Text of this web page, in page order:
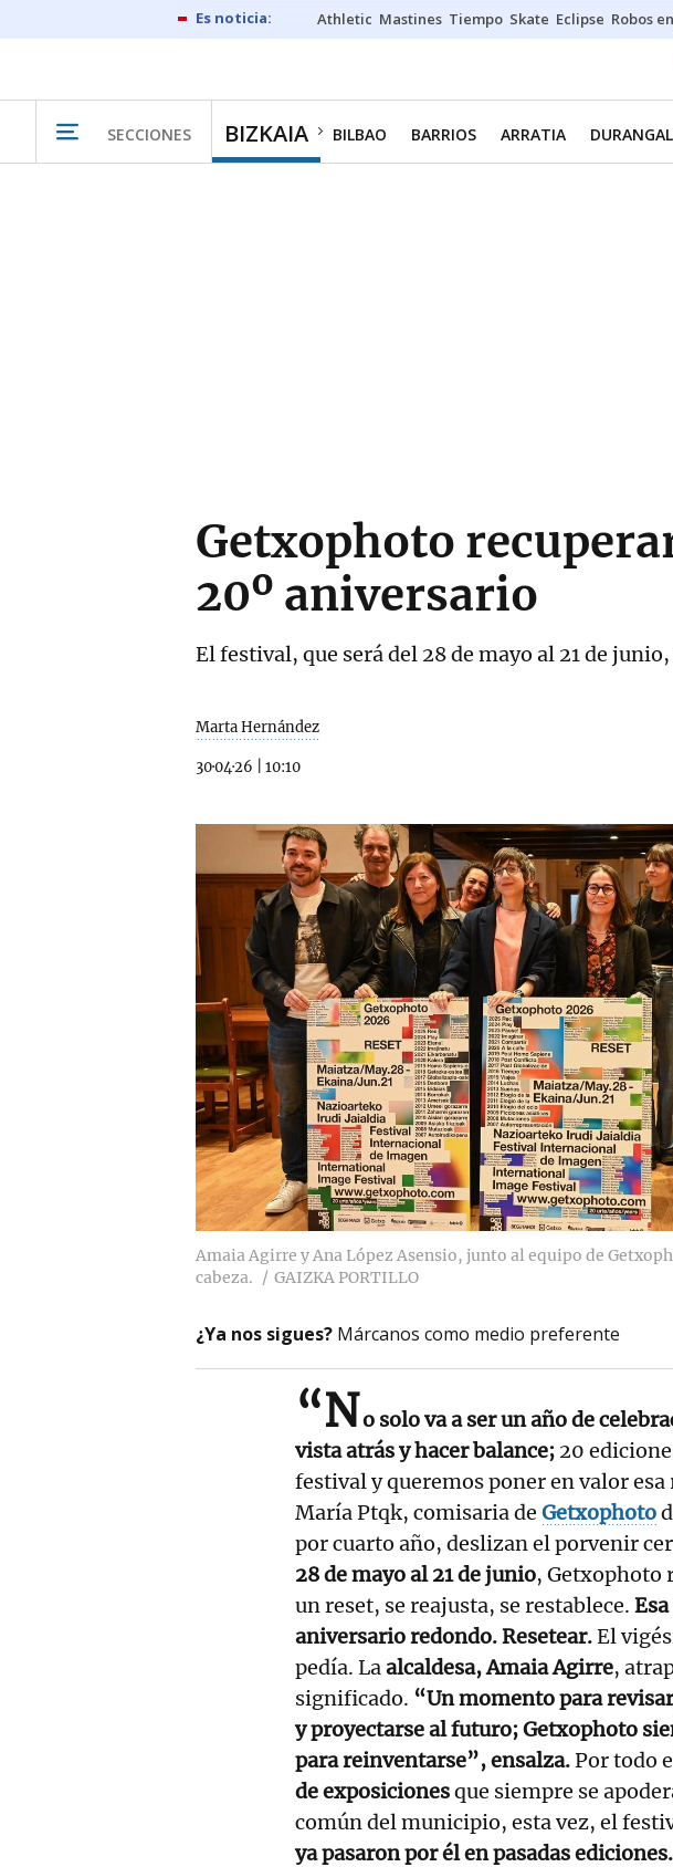
Athletic Mastines Tiempo Skate Eclipse Robos
SECCIONES BIZKAIA BILBAO BARRIOS ARRATIA
Getxophoto
20º aniversario
El festival, que será del 28 de mayo al 21 de
Marta Hernández
30·04·26 10:10
Amaia Agirre y Ana López Asensio, junto al equipo de
cabeza.
GAIZKA PORTILLO
¿Ya nos sigues? Márcanos como medio preferente
“No solo va a ser un año de
vista atrás y hacer balance; 20
festival y queremos poner en valor esa
María Ptqk, comisaria de Getxophoto
por cuarto año, deslizan el porvenir
28 de mayo al 21 de junio, Getxophoto
un reset, se reajusta, se restablece.
aniversario redondo. Resetear.El
pedía. Laalcaldesa, Amaia Agirre,
significado. “Un momento para
y proyectarse al futuro; Getxophoto
para reinventarse”, ensalza.Por todo
de exposicionesque siempre se
común del municipio, esta vez, el
ya pasaron por él en pasadas